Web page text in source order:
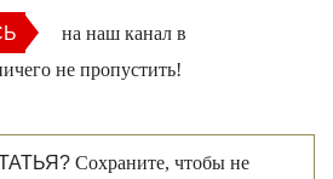
на наш канал в
не пропустить!
Сохраните, чтобы не